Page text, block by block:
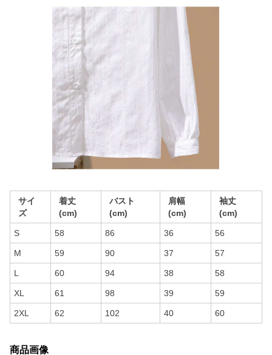
サイ
ズ
着丈
(cm)
バスト
(cm)
肩幅
(cm)
袖丈
(cm)
S 58 86 36 56
M 59 90 37 57
L 60 94 38 58
XL 61 98 39 59
2XL 62 102 40 60
商品画像